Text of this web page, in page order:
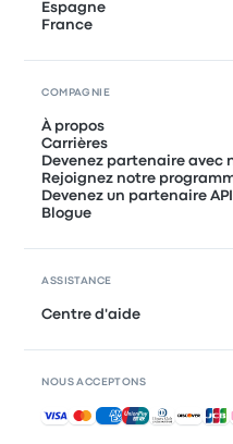
Espagne
France
COMPAGNIE
À propos
Carrières
Devenez partenaire avec
Rejoignez notre
Devenez un partenaire API
Blogue
ASSISTANCE
Centre d'aide
NOUS ACCEPTONS
Paiements acceptés